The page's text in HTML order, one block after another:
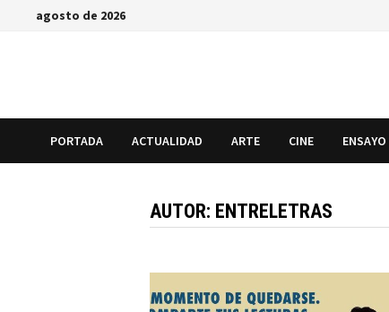
Saltaragosto de 2026
PORTADA ACTUALIDAD ARTE CINE ENSAYO
AUTOR: ENTRELETRAS